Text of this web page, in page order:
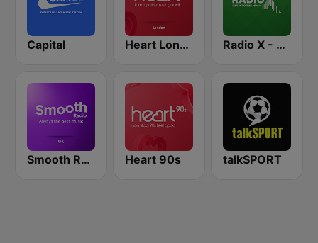
Capital Heart London Radio X - London
Smooth Radio UK Heart 90s talkSPORT